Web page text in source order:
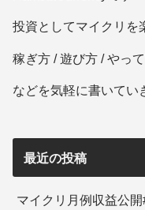
投資としてマイクリを
稼ぎ方 / 遊び方 / やっ
などを気軽に書いてい
最近の投稿
マイクリ月例収益公